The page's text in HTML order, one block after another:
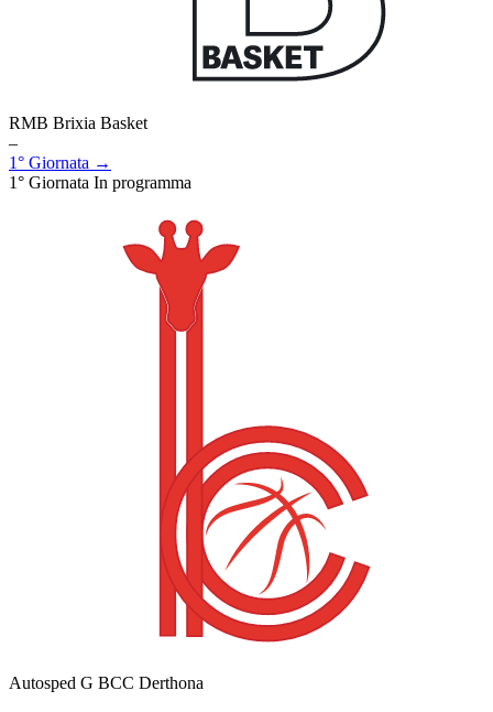
RMB Brixia Basket
–
1° Giornata →
1° Giornata In programma
Autosped G BCC Derthona